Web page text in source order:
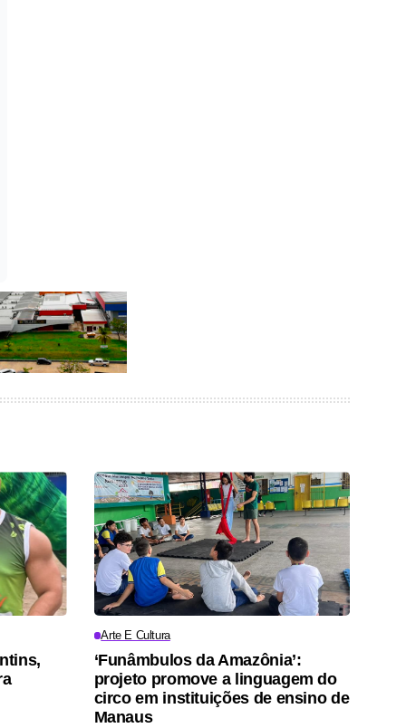
Arte E Cultura
‘Funâmbulos da Amazônia’:
projeto promove a linguagem do
circo em instituições de ensino de
Manaus